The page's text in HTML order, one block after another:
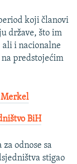
koji članovi
države, što im
ali i nacionalne
predstojećim
BiH
odnose sa
stigao